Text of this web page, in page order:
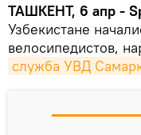
ТАШКЕНТ, 6 апр -
Узбекистане
велосипедистов,
служба УВД